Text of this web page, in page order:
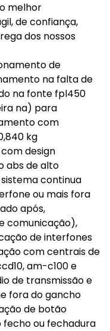
melhor
de confiança,
dos nossos
de
na falta de
na fonte fpl450
na) para
com
kg
design
abs de alto
continua
ou mais fora
após,
comunicação),
de interfones
com centrais de
am-c100 e
de transmissão e
fora do gancho
de botão
ou fechadura